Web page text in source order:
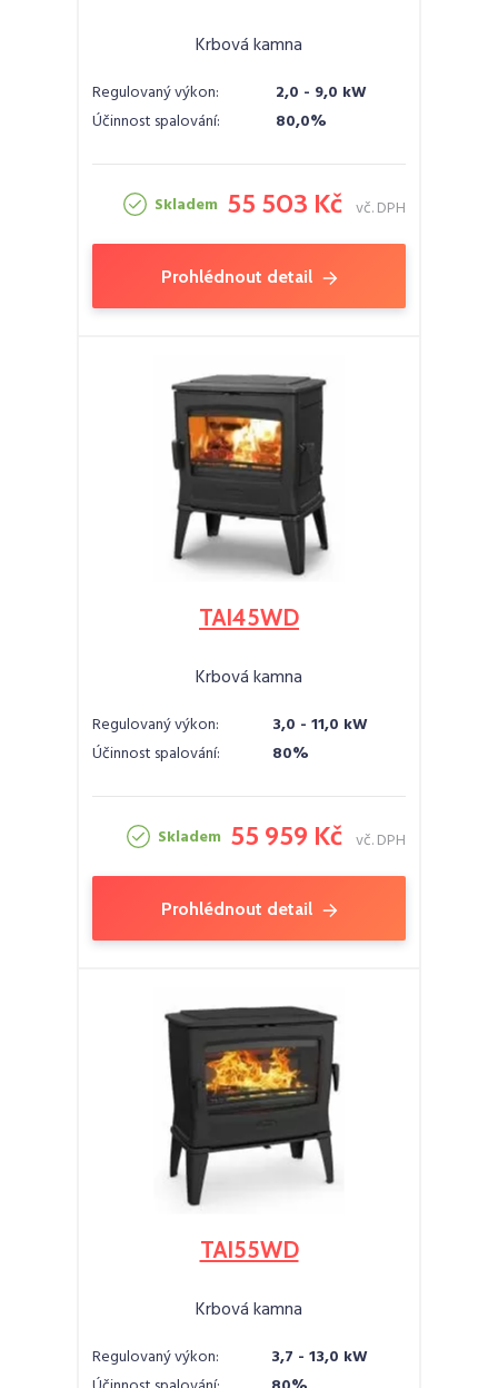
Krbová kamna
Regulovaný výkon:
2,0 - 9,0 kW
Účinnost spalování:
80,0%
Skladem 55 503 Kč vč. DPH
Prohlédnout detail
TAI45WD
Krbová kamna
Regulovaný výkon:
3,0 - 11,0 kW
Účinnost spalování:
80%
Skladem 55 959 Kč vč. DPH
Prohlédnout detail
TAI55WD
Krbová kamna
Regulovaný výkon:
3,7 - 13,0 kW